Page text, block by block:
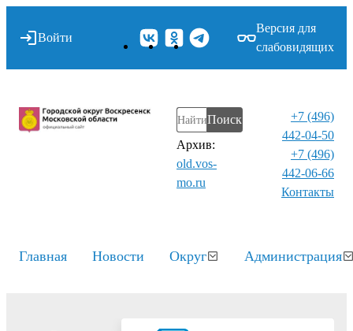
Войти
Версия для
слабовидящих
Поиск
Архив:
old.vos-
mo.ru
+7 (496)
442-04-50
+7 (496)
442-06-66
Контакты⁠
Главная Новости Округ Администрация